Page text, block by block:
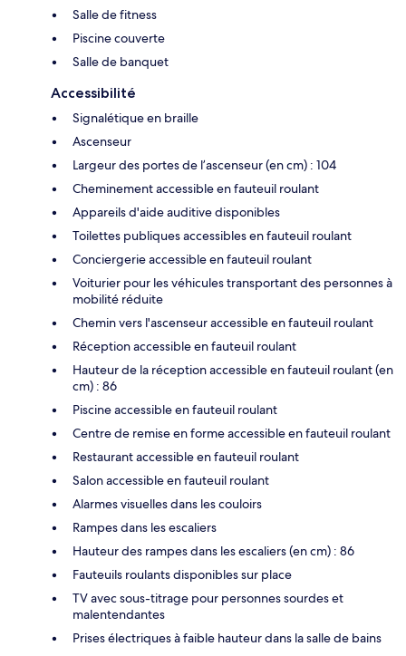
Salle de fitness
Piscine couverte
Salle de banquet
Accessibilité
Signalétique en braille
Ascenseur
Largeur des portes de l’ascenseur (en cm) : 104
Cheminement accessible en fauteuil roulant
Appareils d'aide auditive disponibles
Toilettes publiques accessibles en fauteuil roulant
Conciergerie accessible en fauteuil roulant
Voiturier pour les véhicules transportant des personnes à
mobilité réduite
Chemin vers l'ascenseur accessible en fauteuil roulant
Réception accessible en fauteuil roulant
Hauteur de la réception accessible en fauteuil roulant (en
cm) : 86
Piscine accessible en fauteuil roulant
Centre de remise en forme accessible en fauteuil roulant
Restaurant accessible en fauteuil roulant
Salon accessible en fauteuil roulant
Alarmes visuelles dans les couloirs
Rampes dans les escaliers
Hauteur des rampes dans les escaliers (en cm) : 86
Fauteuils roulants disponibles sur place
TV avec sous-titrage pour personnes sourdes et
malentendantes
Prises électriques à faible hauteur dans la salle de bains